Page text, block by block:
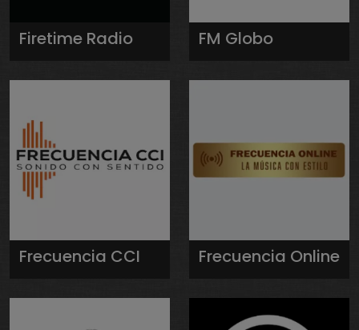
Firetime Radio FM Globo
Frecuencia CCI Frecuencia Online